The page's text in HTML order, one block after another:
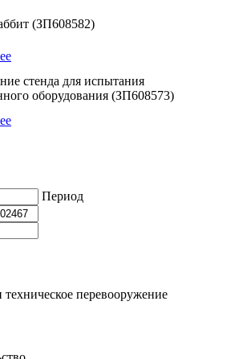
(ЗП608582)
стенда для испытания
оборудования (ЗП608573)
Период
техническое перевооружение